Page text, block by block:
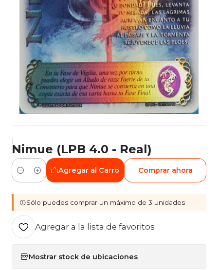
|
Nimue (LPB 4.0 - Real)
Cantidad
Agregar al Carro Comprar ahora
Sólo puedes comprar un máximo de 3 unidades
Agregar a la lista de favoritos
Mostrar stock de ubicaciones